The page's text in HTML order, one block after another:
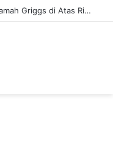
Keluar Rumah Langsung Kabur, Pria di Lubuk Linggau Ditangkap Polisi, Sabu 0,79 Gram Ditemukan